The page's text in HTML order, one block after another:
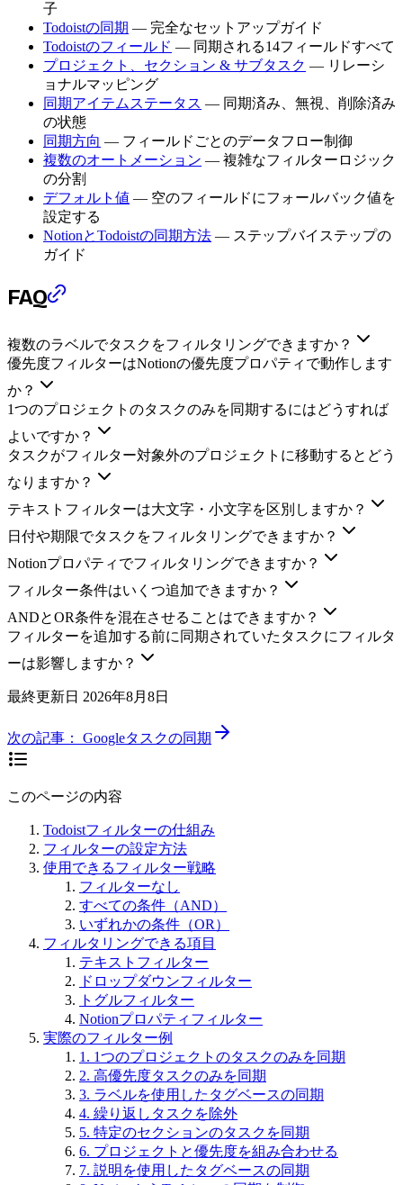
子
Todoistの同期 — 完全なセットアップガイド
Todoistのフィールド — 同期される14フィールドすべて
プロジェクト、セクション & サブタスク — リレーシ
ョナルマッピング
同期アイテムステータス — 同期済み、無視、削除済み
の状態
同期方向 — フィールドごとのデータフロー制御
複数のオートメーション — 複雑なフィルターロジック
の分割
デフォルト値 — 空のフィールドにフォールバック値を
設定する
NotionとTodoistの同期方法 — ステップバイステップの
ガイド
FAQ
複数のラベルでタスクをフィルタリングできますか？
優先度フィルターはNotionの優先度プロパティで動作します
か？
1つのプロジェクトのタスクのみを同期するにはどうすれば
よいですか？
タスクがフィルター対象外のプロジェクトに移動するとどう
なりますか？
テキストフィルターは大文字・小文字を区別しますか？
日付や期限でタスクをフィルタリングできますか？
Notionプロパティでフィルタリングできますか？
フィルター条件はいくつ追加できますか？
ANDとOR条件を混在させることはできますか？
フィルターを追加する前に同期されていたタスクにフィルタ
ーは影響しますか？
最終更新日 2026年8月8日
次の記事： Googleタスクの同期
このページの内容
Todoistフィルターの仕組み
フィルターの設定方法
使用できるフィルター戦略
フィルターなし
すべての条件（AND）
いずれかの条件（OR）
フィルタリングできる項目
テキストフィルター
ドロップダウンフィルター
トグルフィルター
Notionプロパティフィルター
実際のフィルター例
1. 1つのプロジェクトのタスクのみを同期
2. 高優先度タスクのみを同期
3. ラベルを使用したタグベースの同期
4. 繰り返しタスクを除外
5. 特定のセクションのタスクを同期
6. プロジェクトと優先度を組み合わせる
7. 説明を使用したタグベースの同期